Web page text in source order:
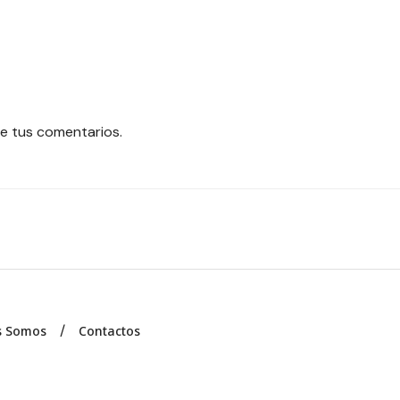
tus comentarios.
Somos Contactos